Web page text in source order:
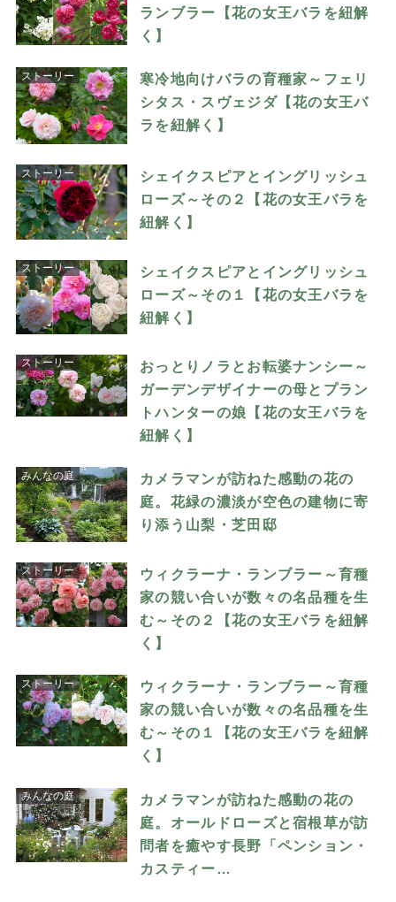
ランブラー【花の女王バラを紐解
く】
ストーリー
寒冷地向けバラの育種家～フェリ
シタス・スヴェジダ【花の女王バ
ラを紐解く】
ストーリー
シェイクスピアとイングリッシュ
ローズ～その２【花の女王バラを
紐解く】
ストーリー
シェイクスピアとイングリッシュ
ローズ～その１【花の女王バラを
紐解く】
ストーリー
おっとりノラとお転婆ナンシー～
ガーデンデザイナーの母とプラン
トハンターの娘【花の女王バラを
紐解く】
みんなの庭
カメラマンが訪ねた感動の花の
庭。花緑の濃淡が空色の建物に寄
り添う山梨・芝田邸
ストーリー
ウィクラーナ・ランブラー～育種
家の競い合いが数々の名品種を生
む～その２【花の女王バラを紐解
く】
ストーリー
ウィクラーナ・ランブラー～育種
家の競い合いが数々の名品種を生
む～その１【花の女王バラを紐解
く】
みんなの庭
カメラマンが訪ねた感動の花の
庭。オールドローズと宿根草が訪
問者を癒やす長野「ペンション・
カスティー…